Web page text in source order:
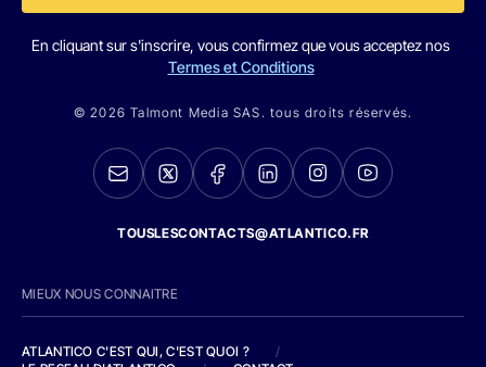
En cliquant sur s'inscrire, vous confirmez que vous acceptez nos
Termes et Conditions
© 2026 Talmont Media SAS. tous droits réservés.
TOUSLESCONTACTS@ATLANTICO.FR
MIEUX NOUS CONNAITRE
ATLANTICO C'EST QUI, C'EST QUOI ?
/